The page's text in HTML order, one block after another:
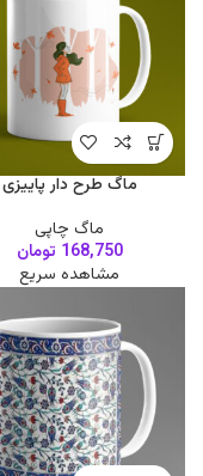
ماگ طرح دار پاییزی
ماگ چاپی
168,750 تومان
مشاهده سریع